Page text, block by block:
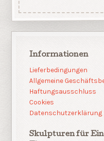
Informationen
Lieferbedingungen
Allgemeine
Haftungsausschluss
Cookies
Datenschutzerklärung
Skulpturen für